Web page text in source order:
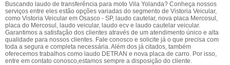
Buscando laudo de transferência para moto Vila Yolanda? Conheça nossos
serviços entre eles estão opções variadas do segmento de Vistoria Veicular,
como Vistoria Veicular em Osasco - SP, laudo cautelar, nova placa Mercosul,
placa do Mercosul, laudo veicular, laudo ecv e laudo cautelar veicular.
Garantimos a satisfação dos clientes através de um atendimento único e alta
qualidade para nossos clientes. Fale conosco e solicite já o que precisa com
toda a segura e completa necessária. Além dos já citados, também
oferecemos trabalhos como laudo DETRAN e nova placa de carro. Por isso,
entre em contato conosco,estamos sempre a disposição do cliente.